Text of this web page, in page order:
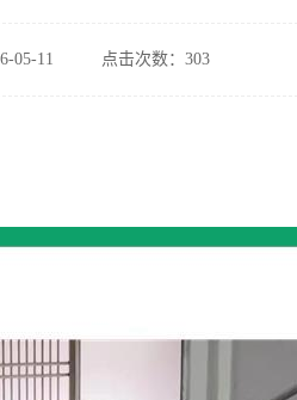
05-11 点击次数：303